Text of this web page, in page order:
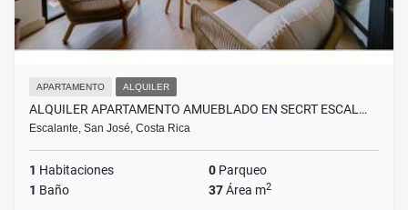
APARTAMENTO ALQUILER
ALQUILER APARTAMENTO AMUEBLADO EN SECRT ESCAL…
Escalante, San José, Costa Rica
1 Habitaciones 0 Parqueo
1 Baño 37Área m2